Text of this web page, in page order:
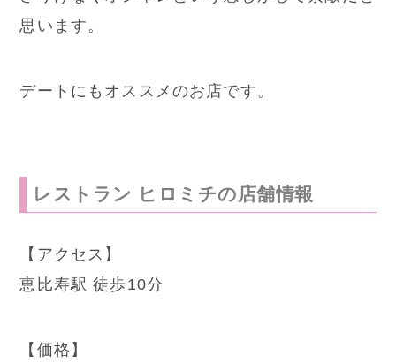
思います。
デートにもオススメのお店です。
レストラン ヒロミチの店舗情報
【アクセス】
恵比寿駅 徒歩10分
【価格】